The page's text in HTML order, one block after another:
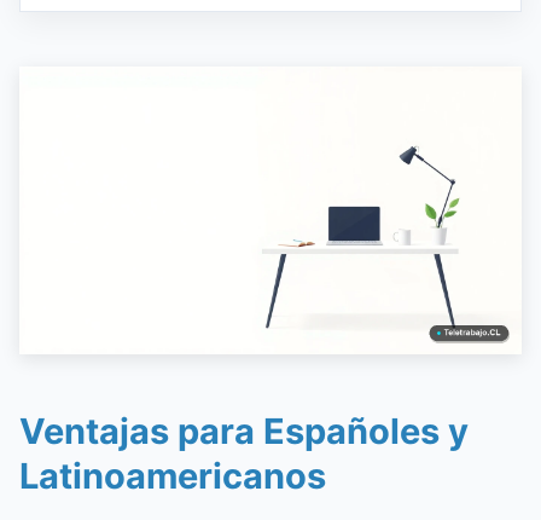
Ventajas para Españoles y
Latinoamericanos